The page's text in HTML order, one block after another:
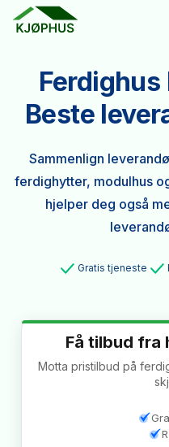
Beste
Sammenlign
ferdighytter, modulhus
hjelper deg også
Gratis tjeneste
Få tilbud fra
Motta pristilbud på